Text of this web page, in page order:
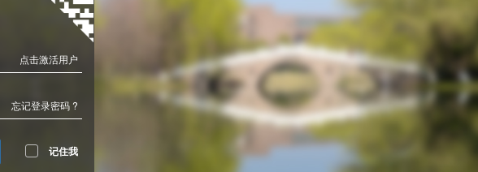
点击激活用户
忘记登录密码 ?
记住我